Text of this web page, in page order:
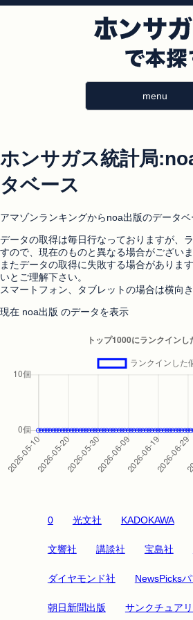
menu
ホンサガス統計局
タベース
アマゾンランキングからnoa出版のデータベ
データの取得は毎日行なっておりますが、
すので、現在のものと異なる場合がございま
またデータの取得に失敗する場合がありま
いとご理解下さい。
スマートフォン、タブレットの場合は横向
現在 noa出版 のデータを表示
0 光文社 KADOKAWA
文響社 講談社 宝島社
ダイヤモンド社 NewsPicks
朝日新聞出版 サンクチュア